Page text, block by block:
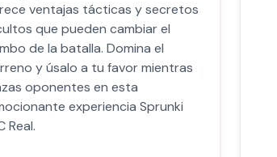
ventajas tácticas y secretos
que pueden cambiar el
de la batalla. Domina el
y úsalo a tu favor mientras
oponentes en esta
experiencia Sprunki
Real.